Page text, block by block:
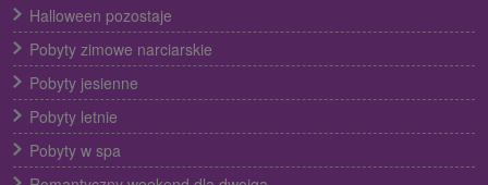
Halloween pozostaje
Pobyty zimowe narciarskie
Pobyty jesienne
Pobyty letnie
Pobyty w spa